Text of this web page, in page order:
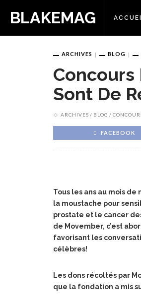
BLAKEMAG
ARCHIVES BLOG
Concours
Sont De
ARCHIVES BLOG
FACEBOOK
Tous les ans au mois
la moustache pour
prostate et le cancer
de Movember, c’est
favorisant les
célèbres!
Les dons récoltés par
que la fondation a mis